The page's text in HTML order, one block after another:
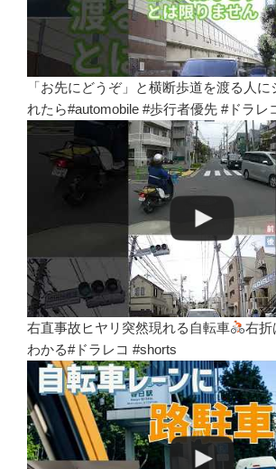
「お先にどうぞ」と横断歩道を渡る人に
れたら#automobile #歩行者優先 #ドラレ
右直事故ヒヤリ突然現れる自転車
右折
わかる#ドラレコ #shorts